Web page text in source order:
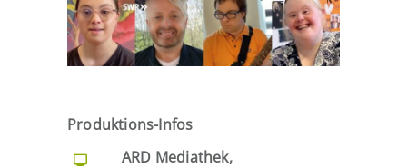
Produktions-Infos
ARD Mediathek,